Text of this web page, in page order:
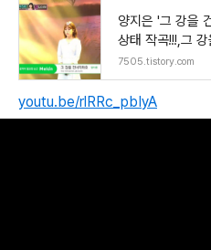
양지은 '그 강을
상태 작곡!!!,그
7505.tistory.com
youtu.be/rlRRc_pbIyA